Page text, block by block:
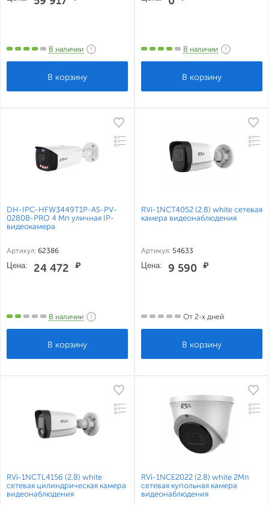
В наличии В наличии
DH-IPC-HFW3449T1P-AS-PV-
0280B-PRO 4 Mп уличная IP-
видеокамера
Артикул: 62386
Цена: 24 472 ₽
В наличии
RVi-1NCT4052 (2.8) white сетевая
камера видеонаблюдения
Артикул: 54633
Цена: 9 590 ₽
От 2-х дней
RVi-1NCTL4156 (2.8) white
сетевая цилиндрическая камера
видеонаблюдения
RVi-1NCE2022 (2.8) white 2Мп
сетевая купольная камера
видеонаблюдения